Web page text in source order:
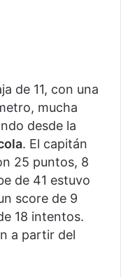
de 11, con una
mucha
desde la
. El capitán
25 puntos, 8
de 41 estuvo
score de 9
18 intentos.
a partir del